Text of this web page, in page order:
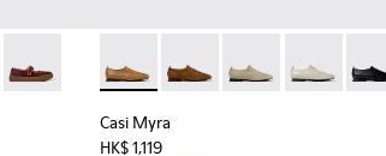
啡色磨砂革運動皮鞋。
女裝啡色麂皮和皮革芭蕾舞鞋。
008 007 - 女裝啡色麂皮和皮革芭蕾舞鞋
- K201825-006
Peu Terreno - K201825-001
Casi Myra - K201802-003 - 女裝
Casi Myra - K201802-005
Casi Myra -Casi Myra -
Casi Myra
HK$ 1,119